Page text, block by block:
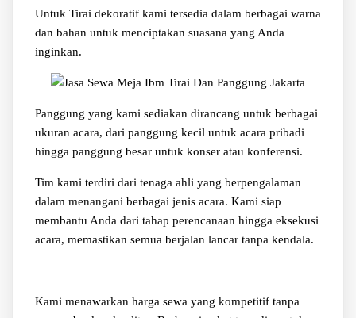
Untuk Tirai dekoratif kami tersedia dalam berbagai warna
dan bahan untuk menciptakan suasana yang Anda
inginkan.
Panggung yang kami sediakan dirancang untuk berbagai
ukuran acara, dari panggung kecil untuk acara pribadi
hingga panggung besar untuk konser atau konferensi.
Tim kami terdiri dari tenaga ahli yang berpengalaman
dalam menangani berbagai jenis acara. Kami siap
membantu Anda dari tahap perencanaan hingga eksekusi
acara, memastikan semua berjalan lancar tanpa kendala.
Kami menawarkan harga sewa yang kompetitif tanpa